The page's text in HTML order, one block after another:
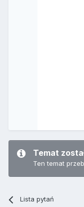
Temat
Ten temat
Lista pytań